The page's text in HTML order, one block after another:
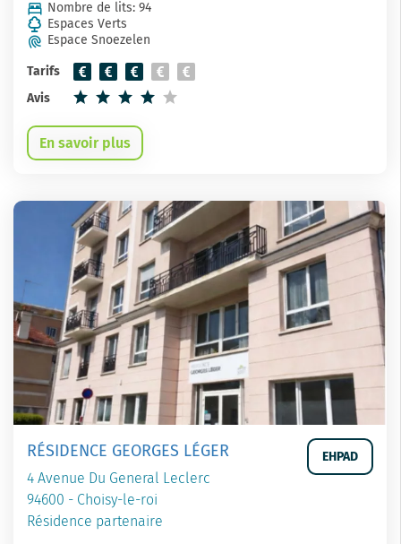
Nombre de lits: 94
Espaces Verts
Espace Snoezelen
Tarifs
Avis
En savoir plus
RÉSIDENCE GEORGES LÉGER
4 Avenue Du General Leclerc
94600 - Choisy-le-roi
Résidence partenaire
EHPAD